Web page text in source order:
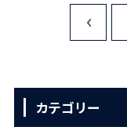
カテゴリー